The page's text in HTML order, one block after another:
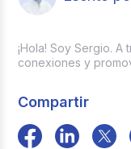
¡Hola! Soy Sergio.
conexiones y
Compartir